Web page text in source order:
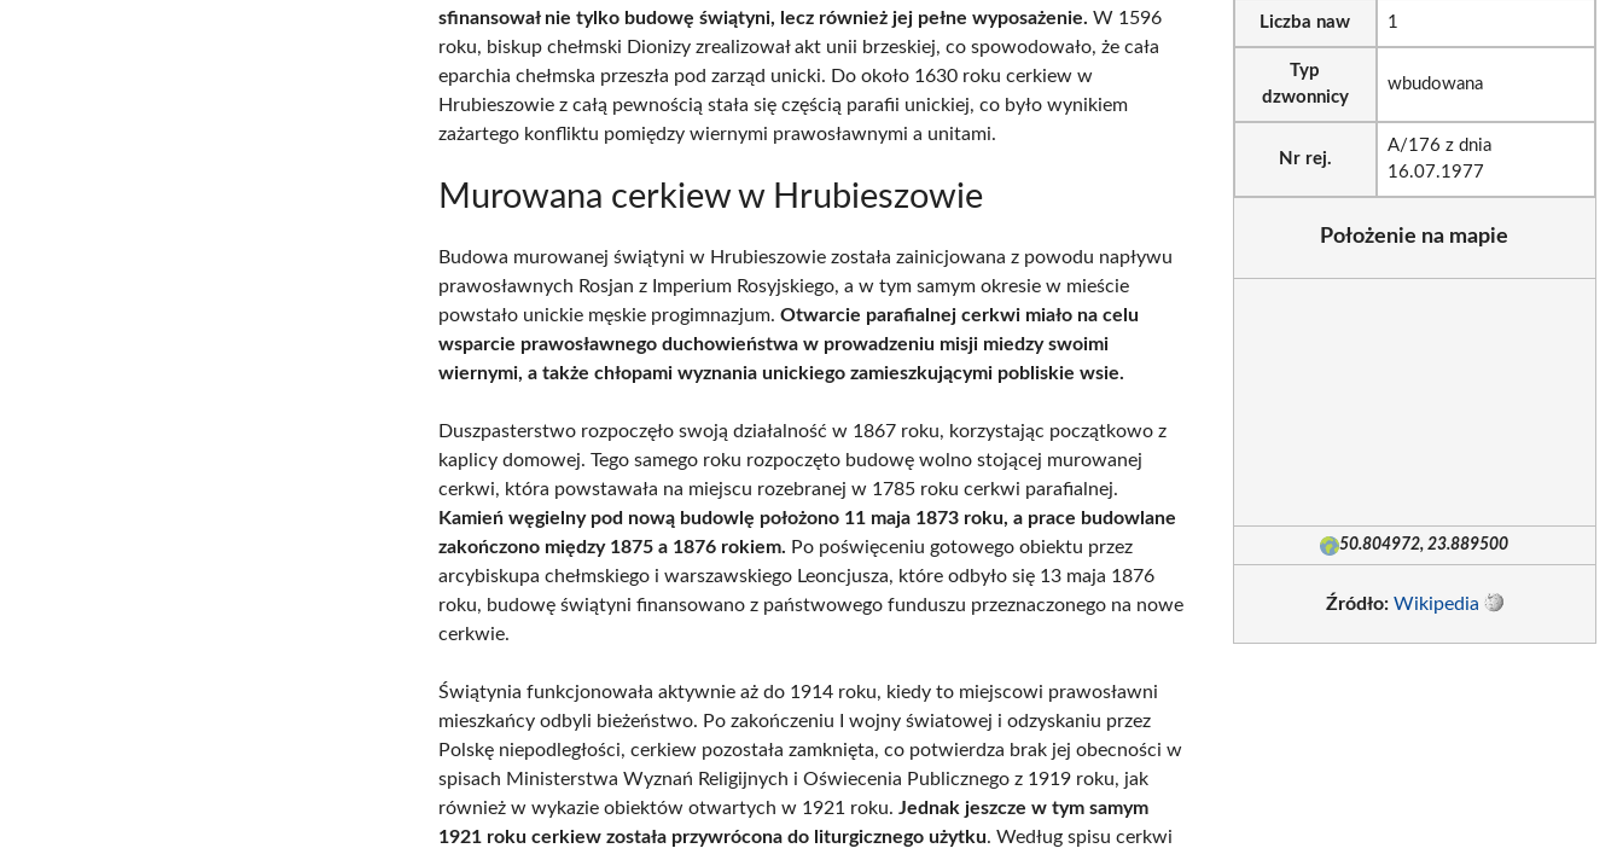
sfinansował nie tylko budowę świątyni, lecz również jej pełne wyposażenie. W 1596
roku, biskup chełmski Dionizy zrealizował akt unii brzeskiej, co spowodowało, że cała
eparchia chełmska przeszła pod zarząd unicki. Do około 1630 roku cerkiew w
Hrubieszowie z całą pewnością stała się częścią parafii unickiej, co było wynikiem
zażartego konfliktu pomiędzy wiernymi prawosławnymi a unitami.
Murowana cerkiew w Hrubieszowie
Budowa murowanej świątyni w Hrubieszowie została zainicjowana z powodu napływu
prawosławnych Rosjan z Imperium Rosyjskiego, a w tym samym okresie w mieście
powstało unickie męskie progimnazjum.Otwarcie parafialnej cerkwi miało na celu
wsparcie prawosławnego duchowieństwa w prowadzeniu misji miedzy swoimi
wiernymi, a także chłopami wyznania unickiego zamieszkującymi pobliskie wsie.
Duszpasterstwo rozpoczęło swoją działalność w 1867 roku, korzystając początkowo z
kaplicy domowej. Tego samego roku rozpoczęto budowę wolno stojącej murowanej
cerkwi, która powstawała na miejscu rozebranej w 1785 roku cerkwi parafialnej.
Kamień węgielny pod nową budowlę położono 11 maja 1873 roku, a prace budowlane
zakończono między 1875 a 1876 rokiem. Po poświęceniu gotowego obiektu przez
arcybiskupa chełmskiego i warszawskiego Leoncjusza, które odbyło się 13 maja 1876
roku, budowę świątyni finansowano z państwowego funduszu przeznaczonego na nowe
cerkwie.
Świątynia funkcjonowała aktywnie aż do 1914 roku, kiedy to miejscowi prawosławni
mieszkańcy odbyli bieżeństwo. Po zakończeniu I wojny światowej i odzyskaniu przez
Polskę niepodległości, cerkiew pozostała zamknięta, co potwierdza brak jej obecności w
spisach Ministerstwa Wyznań Religijnych i Oświecenia Publicznego z 1919 roku, jak
również w wykazie obiektów otwartych w 1921 roku.Jednak jeszcze w tym samym
1921 roku cerkiew została przywrócona do liturgicznego użytku. Według spisu cerkwi
Liczba naw 1
Typ
dzwonnicy
wbudowana
Nr rej.
A/176 z dnia
16.07.1977
Położenie na mapie
50.804972, 23.889500
Źródło: Wikipedia